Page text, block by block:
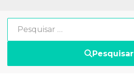
Pesquisar